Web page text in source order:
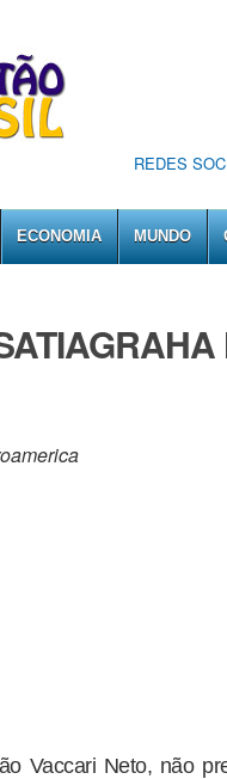
REDES
ECONOMIA MUNDO
Vaccari Neto, não